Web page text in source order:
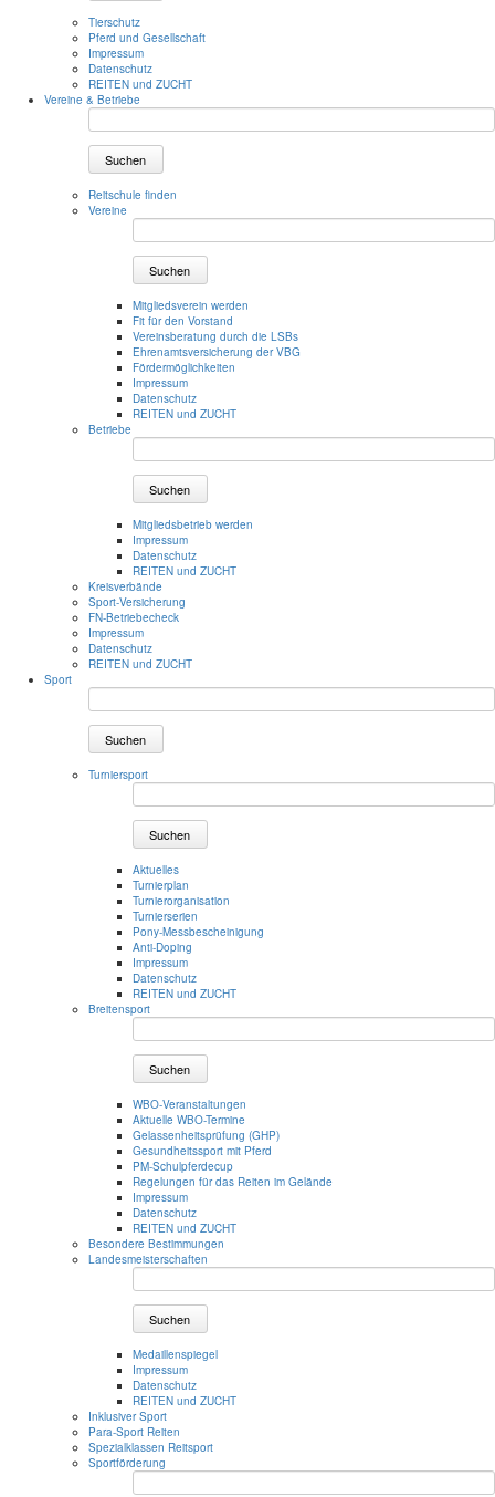
Tierschutz
Pferd und Gesellschaft
Impressum
Datenschutz
REITEN und ZUCHT
Vereine & Betriebe
Suchen
Reitschule finden
Vereine
Suchen
Mitgliedsverein werden
Fit für den Vorstand
Vereinsberatung durch die LSBs
Ehrenamtsversicherung der VBG
Fördermöglichkeiten
Impressum
Datenschutz
REITEN und ZUCHT
Betriebe
Suchen
Mitgliedsbetrieb werden
Impressum
Datenschutz
REITEN und ZUCHT
Kreisverbände
Sport-Versicherung
FN-Betriebecheck
Impressum
Datenschutz
REITEN und ZUCHT
Sport
Suchen
Turniersport
Suchen
Aktuelles
Turnierplan
Turnierorganisation
Turnierserien
Pony-Messbescheinigung
Anti-Doping
Impressum
Datenschutz
REITEN und ZUCHT
Breitensport
Suchen
WBO-Veranstaltungen
Aktuelle WBO-Termine
Gelassenheitsprüfung (GHP)
Gesundheitssport mit Pferd
PM-Schulpferdecup
Regelungen für das Reiten im Gelände
Impressum
Datenschutz
REITEN und ZUCHT
Besondere Bestimmungen
Landesmeisterschaften
Suchen
Medaillenspiegel
Impressum
Datenschutz
REITEN und ZUCHT
Inklusiver Sport
Para-Sport Reiten
Spezialklassen Reitsport
Sportförderung